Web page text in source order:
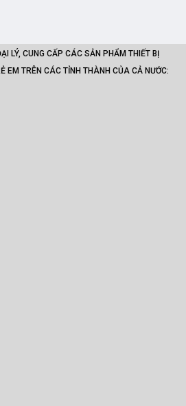
LÝ, CUNG CẤP CÁC SẢN PHẨM THIẾT BỊ
EM TRÊN CÁC TỈNH THÀNH CỦA CẢ NƯỚC: